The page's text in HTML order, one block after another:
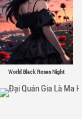
World Black Roses Night